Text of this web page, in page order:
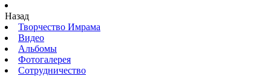
Назад
Творчество Имрама
Видео
Альбомы
Фотогалерея
Сотрудничество